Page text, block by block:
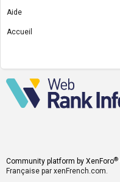
Aide
Accueil
Community platform by XenForo®
Française par xenFrench.com.